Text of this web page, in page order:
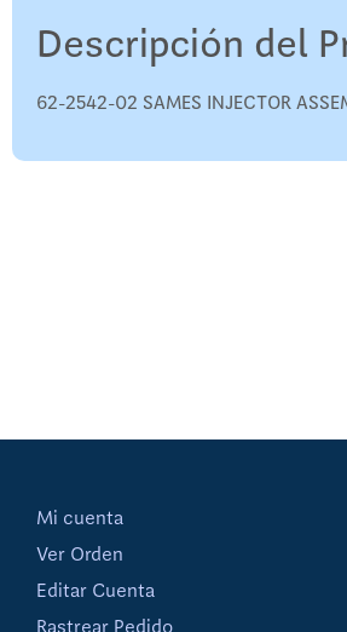
Descripción del
62-2542-02 SAMES INJECTOR
Mi cuenta
Ver Orden
Editar Cuenta